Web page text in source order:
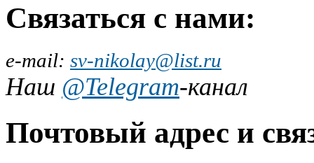
Связаться с нами:
е-mail: sv-nikolay@list.ru
Наш @Telegram-канал
Почтовый адрес и